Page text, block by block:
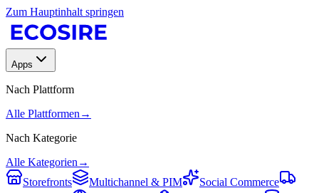
Zum Hauptinhalt springen
Apps
Nach Plattform
Alle Plattformen →
Nach Kategorie
Alle Kategorien →
Storefronts
Multichannel & PIM
Social Commerce